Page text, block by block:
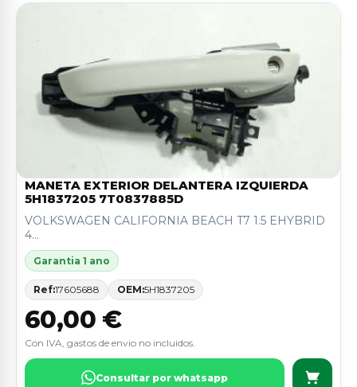
MANETA EXTERIOR DELANTERA IZQUIERDA
5H1837205 7T0837885D
VOLKSWAGEN CALIFORNIA BEACH T7 1.5 EHYBRID
4...
Garantia 1 ano
Ref:17605688 OEM:5H1837205
60,00 €
Con IVA, gastos de envio no incluidos.
Consultar por whatsapp